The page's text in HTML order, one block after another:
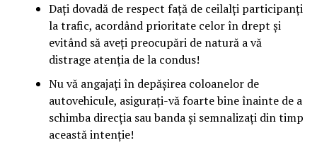
Dați dovadă de respect față de ceilalți participanți
la trafic, acordând prioritate celor în drept și
evitând să aveți preocupări de natură a vă
distrage atenția de la condus!
Nu vă angajați în depășirea coloanelor de
autovehicule, asigurați-vă foarte bine înainte de a
schimba direcția sau banda și semnalizați din timp
această intenție!